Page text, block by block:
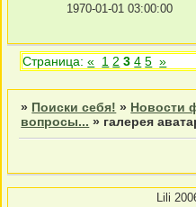
1970-01-01 03:00:00
Страница:« 1 2 3 4 5 »
» Поиски себя! » Новости
вопросы... » галерея
Lili